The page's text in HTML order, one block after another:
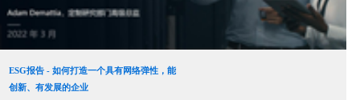
ESG报告 - 如何打造一个具有网络弹性，能
创新、有发展的企业